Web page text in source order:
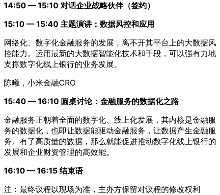
14:50 — 15:10 对话企业战略伙伴（签约）
15:10 — 15:40 主题演讲：数据风控和应用
网络化、数字化金融服务的发展，离不开其平台上的大数据风
控能力。运用最新的大数据智能化技术和手段，可以强有力地
支撑数字化线上银行的业务发展。
陈曦，小米金融CRO
15:40 — 16:10 圆桌讨论：金融服务的数据化之路
金融服务正朝着全面的数字化、线上化发展，其内核是金融服
务的数据化，也即让数据能驱动金融服务，让数据产生金融服
务。有了高质量的数据，那么就能促进推动数字化线上银行的
发展和企业财资管理的高效能。
16:10 — 16:15 结束语
注：最终议程以现场为准，主办方保留对议程的修改权利